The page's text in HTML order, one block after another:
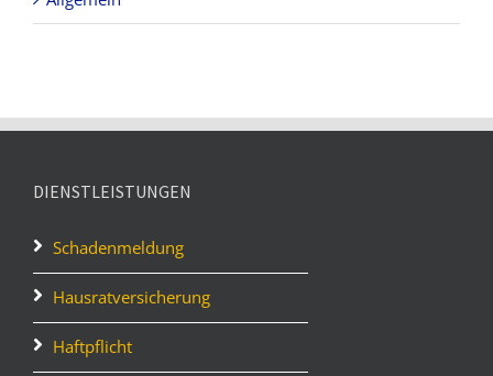
DIENSTLEISTUNGEN
Schadenmeldung
Hausratversicherung
Haftpflicht